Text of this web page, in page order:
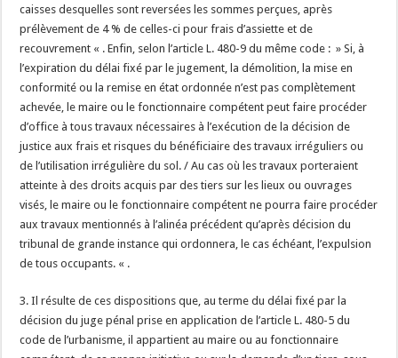
caisses desquelles sont reversées les sommes perçues, après
prélèvement de 4 % de celles-ci pour frais d’assiette et de
recouvrement « . Enfin, selon l’article L. 480-9 du même code : » Si, à
l’expiration du délai fixé par le jugement, la démolition, la mise en
conformité ou la remise en état ordonnée n’est pas complètement
achevée, le maire ou le fonctionnaire compétent peut faire procéder
d’office à tous travaux nécessaires à l’exécution de la décision de
justice aux frais et risques du bénéficiaire des travaux irréguliers ou
de l’utilisation irrégulière du sol. / Au cas où les travaux porteraient
atteinte à des droits acquis par des tiers sur les lieux ou ouvrages
visés, le maire ou le fonctionnaire compétent ne pourra faire procéder
aux travaux mentionnés à l’alinéa précédent qu’après décision du
tribunal de grande instance qui ordonnera, le cas échéant, l’expulsion
de tous occupants. « .
3. Il résulte de ces dispositions que, au terme du délai fixé par la
décision du juge pénal prise en application de l’article L. 480-5 du
code de l’urbanisme, il appartient au maire ou au fonctionnaire